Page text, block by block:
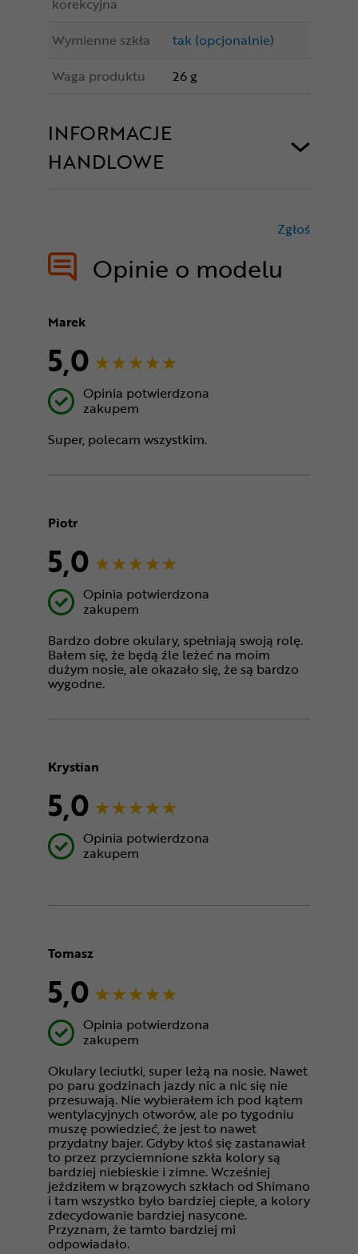
Wymienne szkła
tak (opcjonalnie)
Waga produktu
26 g
INFORMACJE
HANDLOWE
Opinie o modelu
Zgłoś
Marek
5,0
Opinia potwierdzona
zakupem
Super, polecam wszystkim.
Piotr
5,0
Opinia potwierdzona
zakupem
Bardzo dobre okulary, spełniają swoją rolę.
Bałem się, że będą źle leżeć na moim
dużym nosie, ale okazało się, że są bardzo
wygodne.
Krystian
5,0
Opinia potwierdzona
zakupem
Tomasz
5,0
Opinia potwierdzona
zakupem
Okulary leciutki, super leżą na nosie. Nawet
po paru godzinach jazdy nic a nic się nie
przesuwają. Nie wybierałem ich pod kątem
wentylacyjnych otworów, ale po tygodniu
muszę powiedzieć, że jest to nawet
przydatny bajer. Gdyby ktoś się zastanawiał
to przez przyciemnione szkła kolory są
bardziej niebieskie i zimne. Wcześniej
jeździłem w brązowych szkłach od Shimano
i tam wszystko było bardziej ciepłe, a kolory
zdecydowanie bardziej nasycone.
Przyznam, że tamto bardziej mi
odpowiadało.